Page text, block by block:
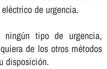
de urgencia.
tipo de urgencia,
de los otros métodos
disposición.